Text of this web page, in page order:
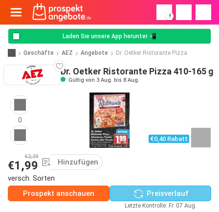
!
Laden Sie unsere App herunter 📲
Geschäfte AEZ Angebote Dr. Oetker Ristorante Pizza
Dr. Oetker Ristorante Pizza 410-165 g
Gültig von 3 Aug. bis 8 Aug.
0
€0,40 Rabatt
€2,39
€1,99
Hinzufügen
versch. Sorten
Prospekt anschauen
Preisverlauf
Letzte Kontrolle: Fr. 07 Aug.